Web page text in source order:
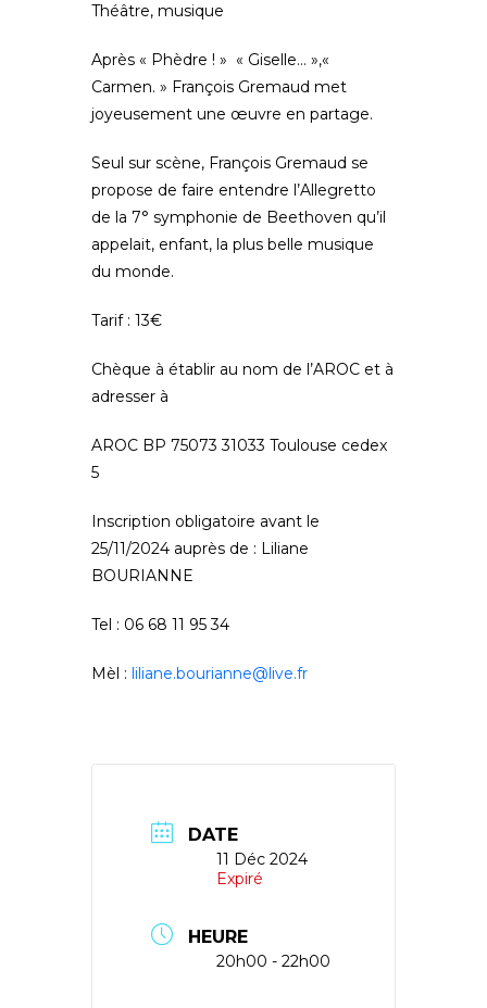
Théâtre, musique
Après « Phèdre ! » « Giselle… »,«
Carmen. » François Gremaud met
joyeusement une œuvre en partage.
Seul sur scène, François Gremaud se
propose de faire entendre l’Allegretto
de la 7° symphonie de Beethoven qu’il
appelait, enfant, la plus belle musique
du monde.
Tarif : 13€
Chèque à établir au nom de l’AROC et à
adresser à
AROC BP 75073 31033 Toulouse cedex
5
Inscription obligatoire avant le
25/11/2024 auprès de : Liliane
BOURIANNE
Tel : 06 68 11 95 34
Mèl : liliane.bourianne@live.fr
DATE
11 Déc 2024
Expiré
HEURE
20h00 - 22h00